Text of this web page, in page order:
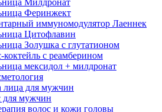
Милдронат
Феринжект
иммуномодулятор Лаеннек
Цитофлавин
Золушка с глутатионом
коктейль с реамберином
мексидол + милдронат
лица для мужчин
для мужчин
волос и кожи головы